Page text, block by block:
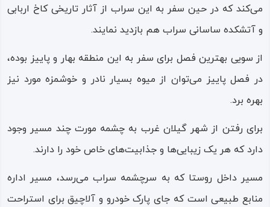
می‌کند که در حین سفر به این سراب از آثار تاریخی کاخ اربابی
و آتشکده ساسانی سراب هم بازدید نمایند.
از سویی بهترین فصل برای سفر به این منطقه بهار و پاییز بوده،
در فصل پاییز می‌توان از میوه بسیار نادر و خوشمزه مورد نیز
بهره برد.
برای رفتن از شهر گیلان غرب به چشمه مورت چند مسیر وجود
دارد که هر یک زیبایی‌ها و جذابیت‌های خاص خود را دارند.
مسیر داخل روستا که به سرچشمه سراب می‌رسد، مسیر اداره
منابع طبیعی است که جای پارک خودرو و آلاچیق برای استراحت